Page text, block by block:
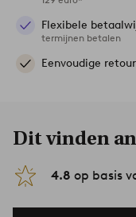
Flexibele
termijnen betalen
Eenvoudige
Dit vinden
4.8 op basis